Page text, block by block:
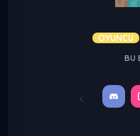
OYUNCU
BU